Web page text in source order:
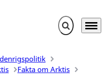
Fold søgefelt
Menu
Fakta om Arktis